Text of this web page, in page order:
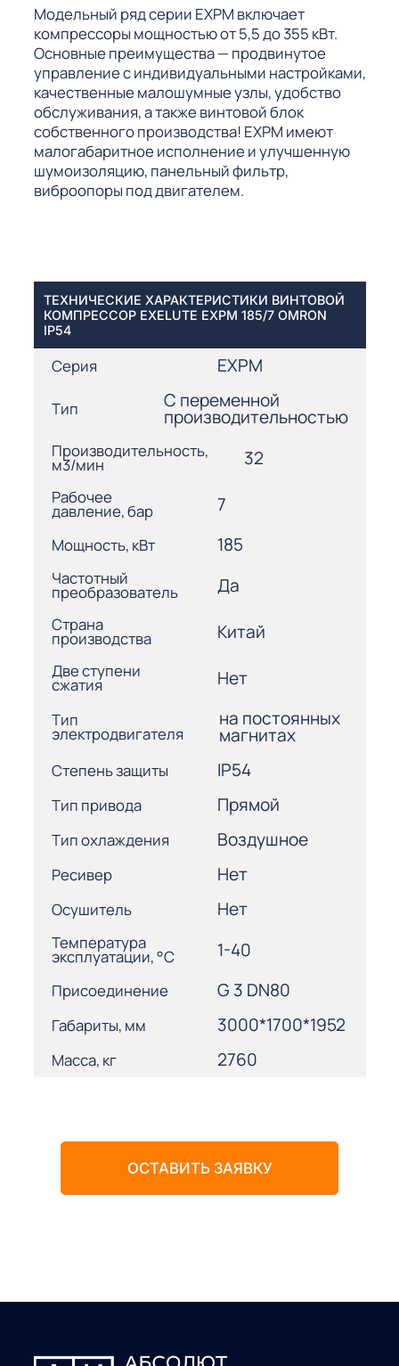
Модельный ряд серии EXPM включает
компрессоры мощностью от 5,5 до 355 кВт.
Основные преимущества — продвинутое
управление с индивидуальными настройками,
качественные малошумные узлы, удобство
обслуживания, а также винтовой блок
собственного производства! EXPM имеют
малогабаритное исполнение и улучшенную
шумоизоляцию, панельный фильтр,
виброопоры под двигателем.
ТЕХНИЧЕСКИЕ ХАРАКТЕРИСТИКИ ВИНТОВОЙ
КОМПРЕССОР EXELUTE EXPM 185/7 OMRON
IP54
Серия EXPM
Тип С переменной
производительностью
Производительность,
м3/мин 32
Рабочее
давление, бар 7
Мощность, кВт 185
Частотный
преобразователь Да
Страна
производства Китай
Две ступени
сжатия Нет
Тип
электродвигателя
на постоянных
магнитах
Степень защиты IP54
Тип привода Прямой
Тип охлаждения Воздушное
Ресивер Нет
Осушитель Нет
Температура
эксплуатации, °С 1-40
Присоединение G 3 DN80
Габариты, мм 3000*1700*1952
Масса, кг 2760
ОСТАВИТЬ ЗАЯВКУ